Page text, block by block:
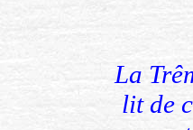
La
lit de